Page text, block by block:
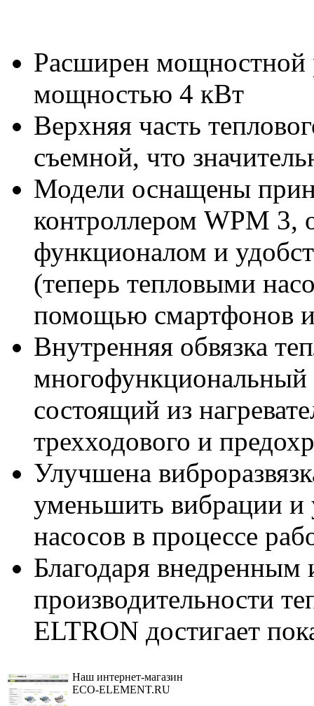
Расширен мощностной
мощностью 4 кВт
Верхняя часть
съемной, что
Модели оснащены
контроллером WPM
функционалом и
(теперь тепловыми
помощью смартфонов
Внутренняя обвязка
многофункциональный
состоящий из
трехходового и
Улучшена
уменьшить вибрации
насосов в процессе
Благодаря
производительности
ELTRON достигает
Наш интернет-магазин
ECO-ELEMENT.RU